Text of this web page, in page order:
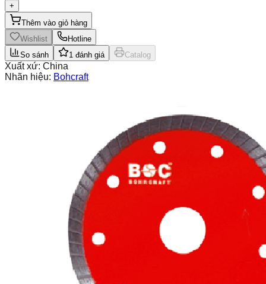
+
Thêm vào giỏ hàng
Wishlist
Hotline
So sánh
1 đánh giá Catalog
Xuất xứ: China
Nhãn hiệu: Bohcraft